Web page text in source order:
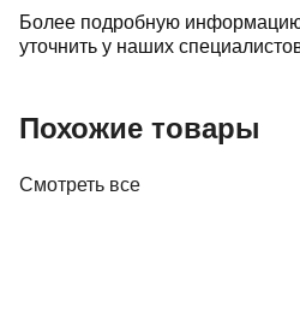
Более подробную
уточнить у наших
Похожие товары
Смотреть все